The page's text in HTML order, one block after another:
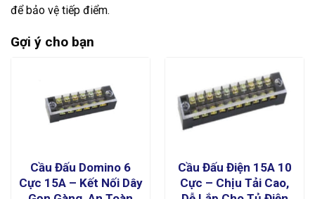
để bảo vệ tiếp điểm.
Gợi ý cho bạn
Cầu Đấu Domino 6
Cực 15A – Kết Nối Dây
Cầu Đấu Điện 15A 10
Cực – Chịu Tải Cao,